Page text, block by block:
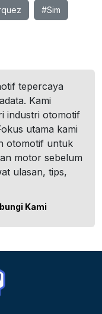
#Sim
tepercaya
Kami
industri otomotif
utama kami
otomotif untuk
motor sebelum
ulasan, tips,
Kami